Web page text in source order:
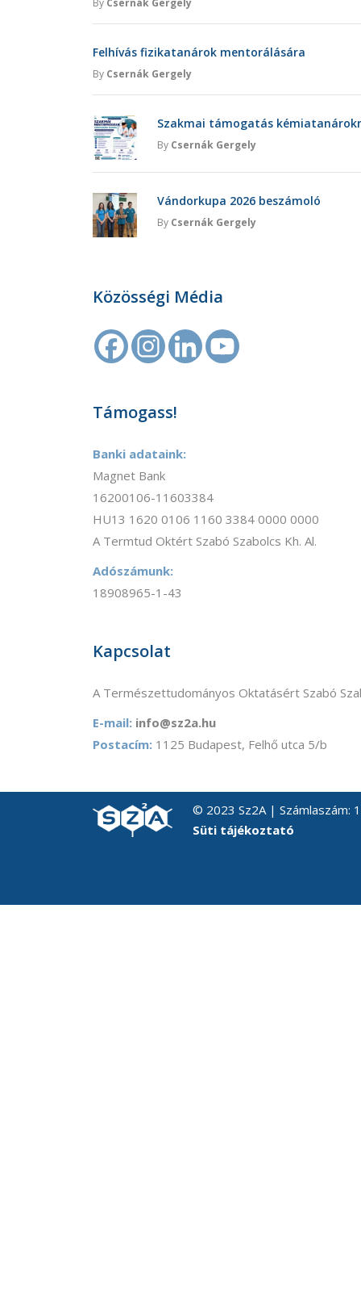
By Csernák Gergely
Felhívás fizikatanárok mentorálására
By Csernák Gergely
Szakmai támogatás
By Csernák Gergely
Vándorkupa 2026 beszámoló
By Csernák Gergely
Közösségi Média
Támogass!
Banki adataink:
Magnet Bank
16200106-11603384
HU13 1620 0106 1160 3384 0000 0000
A Termtud Oktért Szabó Szabolcs Kh. Al.
Adószámunk:
18908965-1-43
Kapcsolat
A Természettudományos Oktatásért Szabó
E-mail: info@sz2a.hu
Postacím: 1125 Budapest, Felhő utca 5/b
© 2023 Sz2A | Számlaszám:
Süti tájékoztató